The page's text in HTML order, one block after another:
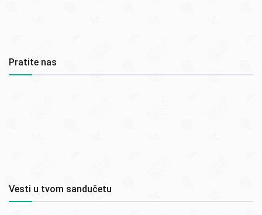
Pratite nas
Vesti u tvom sandučetu